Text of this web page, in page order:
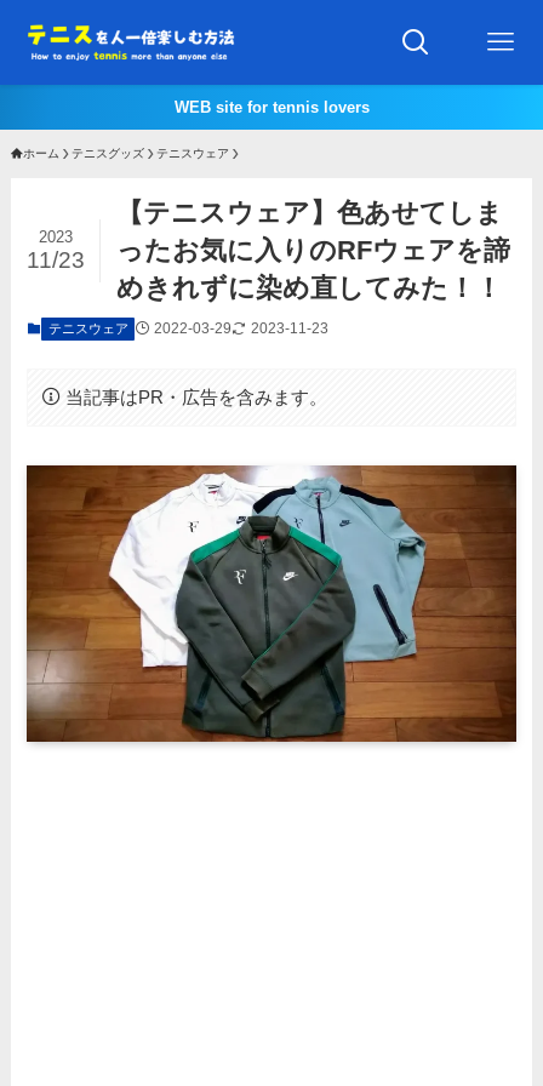
WEB site for tennis lovers
ホーム テニスグッズ テニスウェア
【テニスウェア】色あせてしま
ったお気に入りのRFウェアを諦
めきれずに染め直してみた！！
2023
11/23
テニスウェア 2022-03-29 2023-11-23
当記事はPR・広告を含みます。